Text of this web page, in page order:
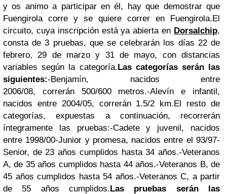
y os animo a participar en él, hay que demostrar que
Fuengirola corre y se quiere correr en Fuengirola.El
circuito, cuya inscripción está ya abierta en Dorsalchip,
consta de 3 pruebas, que se celebrarán los días 22 de
febrero, 29 de marzo y 31 de mayo, con distancias
variables según la categoría.Las categorías serán las
siguientes:-Benjamín, nacidos entre
2006/08, correrán 500/600 metros.-Alevín e infantil,
nacidos entre 2004/05, correrán 1.5/2 km.El resto de
categorías, expuestas a continuación, recorrerán
íntegramente las pruebas:-Cadete y juvenil, nacidos
entre 1998/00-Junior y promesa, nacidos entre el 93/97-
Senior, de 23 años cumplidos hasta 34 años.-Veteranos
A, de 35 años cumplidos hasta 44 años.-Veteranos B, de
45 años cumplidos hasta 54 años.-Veteranos C, a partir
de 55 años cumplidos.Las pruebas serán las